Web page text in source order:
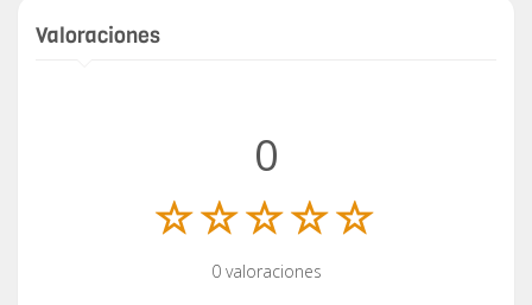
Valoraciones
0
0 valoraciones